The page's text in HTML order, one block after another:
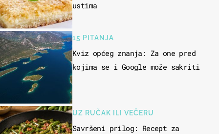
ustima
15 PITANJA
Kviz općeg znanja: Za one pred
kojima se i Google može sakriti
UZ RUČAK ILI VEČERU
Savršeni prilog: Recept za